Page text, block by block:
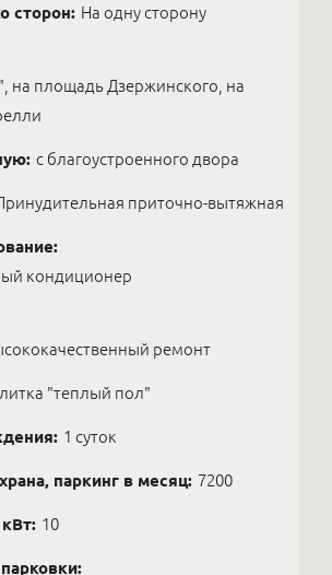
сторон: На одну сторону
на площадь Дзержинского, на
с благоустроенного двора
приточно-вытяжная
кондиционер
ремонт
"теплый пол"
1 суток
паркинг в месяц: 7200
10